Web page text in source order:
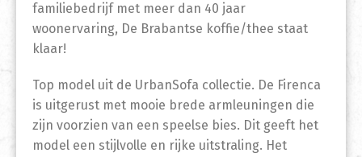
familiebedrijf met meer dan 40 jaar
woonervaring, De Brabantse koffie/thee staat
klaar!
Top model uit de UrbanSofa collectie. De Firenca
is uitgerust met mooie brede armleuningen die
zijn voorzien van een speelse bies. Dit geeft het
model een stijlvolle en rijke uitstraling. Het